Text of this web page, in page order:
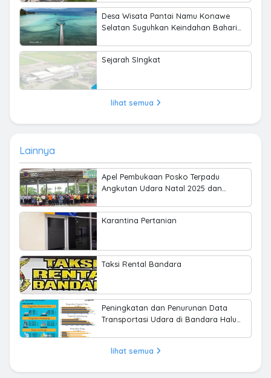
Desa Wisata Pantai Namu Konawe
Selatan Suguhkan Keindahan Bahari
Sejarah SIngkat
lihat semua
Lainnya
Apel Pembukaan Posko Terpadu
Angkutan Udara Natal 2025 dan
Karantina Pertanian
Taksi Rental Bandara
Peningkatan dan Penurunan Data
Transportasi Udara di Bandara Halu
lihat semua